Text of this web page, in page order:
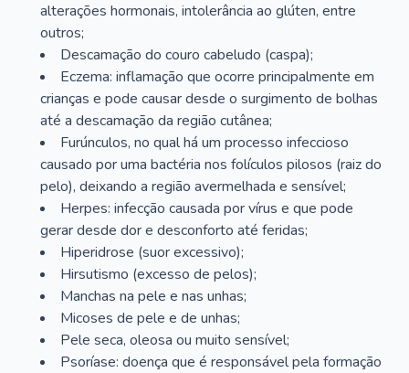
alterações hormonais, intolerância ao glúten, entre
outros;
Descamação do couro cabeludo (caspa);
Eczema: inflamação que ocorre principalmente em
crianças e pode causar desde o surgimento de bolhas
até a descamação da região cutânea;
Furúnculos, no qual há um processo infeccioso
causado por uma bactéria nos folículos pilosos (raiz do
pelo), deixando a região avermelhada e sensível;
Herpes: infecção causada por vírus e que pode
gerar desde dor e desconforto até feridas;
Hiperidrose (suor excessivo);
Hirsutismo (excesso de pelos);
Manchas na pele e nas unhas;
Micoses de pele e de unhas;
Pele seca, oleosa ou muito sensível;
Psoríase: doença que é responsável pela formação